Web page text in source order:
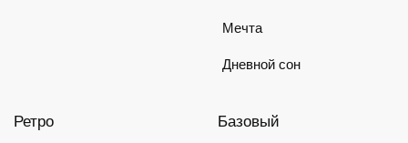
Мечта
Дневной сон
Ретро Базовый